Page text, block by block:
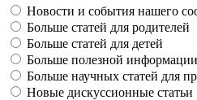
Новости и события нашего
Больше статей для родителей
Больше статей для детей
Больше полезной
Больше научных статей для
Новые дискуссионные статьи